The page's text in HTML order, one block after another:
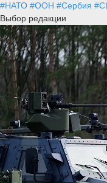
#НАТО #ООН #Сербия
Выбор редакции